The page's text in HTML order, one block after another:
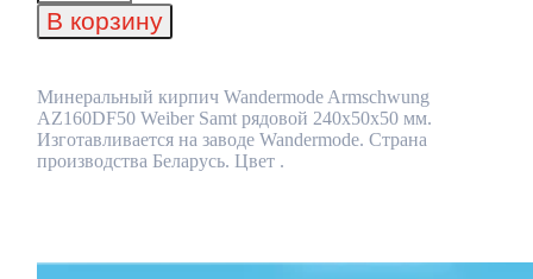
кирпич
Wandermode
Weiber
Samt
рядовой
240x50x50
В корзину
Минеральный кирпич Wandermode Armschwung
AZ160DF50 Weiber Samt рядовой 240x50x50 мм.
Изготавливается на заводе Wandermode. Страна
производства Беларусь. Цвет .